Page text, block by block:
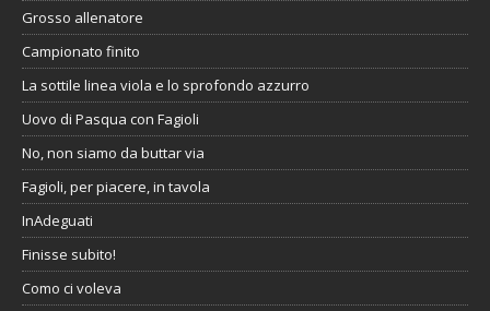
Grosso allenatore
Campionato finito
La sottile linea viola e lo sprofondo azzurro
Uovo di Pasqua con Fagioli
No, non siamo da buttar via
Fagioli, per piacere, in tavola
InAdeguati
Finisse subito!
Como ci voleva